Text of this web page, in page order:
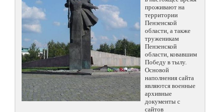
проживают на
территории
Пензенской
области, а также
труженикам
Пензенской
области, ковавшим
Победу в тылу.
Основой
наполнения сайта
являются военные
архивные
документы с
сайтов